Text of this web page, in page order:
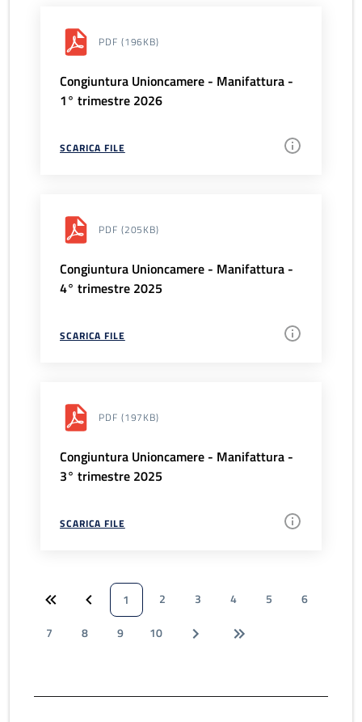
PDF (196KB)
Congiuntura Unioncamere - Manifattura -
1° trimestre 2026
SCARICA FILE
PDF (205KB)
Congiuntura Unioncamere - Manifattura -
4° trimestre 2025
SCARICA FILE
PDF (197KB)
Congiuntura Unioncamere - Manifattura -
3° trimestre 2025
SCARICA FILE
1 2 3 4 5
6
7
8 9 10